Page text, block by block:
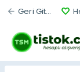
Geri Git...